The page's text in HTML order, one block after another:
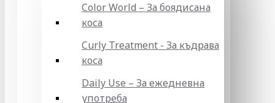
Color World – За боядисана
коса
Curly Treatment - За къдрава
коса
Daily Use – За ежедневна
употреба